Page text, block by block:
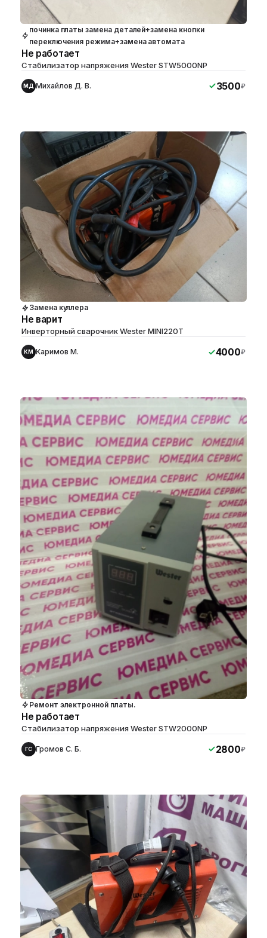
починка платы замена деталей+замена кнопки
переключения режима+замена автомата
Не работает
Стабилизатор напряжения Wester STW5000NP
МД Михайлов Д. В. 3500₽
Замена куллера
Не варит
Инверторный сварочник Wester MINI220T
КМ Каримов М. 4000₽
Ремонт электронной платы.
Не работает
Стабилизатор напряжения Wester STW2000NP
ГС Громов С. Б. 2800₽